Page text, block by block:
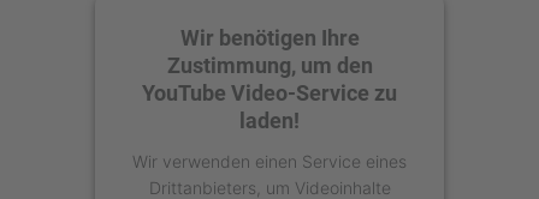
Wir benötigen Ihre
Zustimmung, um den
YouTube Video-Service zu
laden!
Wir verwenden einen Service eines
Drittanbieters, um Videoinhalte